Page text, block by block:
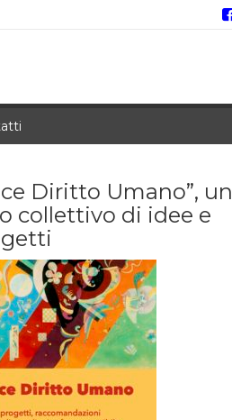
Diritto Umano”, un
collettivo di idee e